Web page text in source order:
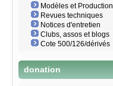
Modèles et Production
Revues techniques
Notices d'entretien
Clubs, assos et blogs
Cote 500/126/dérivés
donation